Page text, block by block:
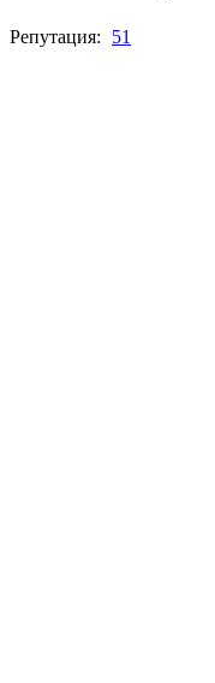
Репутация: 51